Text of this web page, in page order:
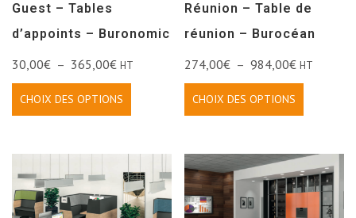
Guest – Tables
d’appoints – Buronomic
30,00€ – 365,00€ HT
CHOIX DES OPTIONS
Réunion – Table de
réunion – Burocéan
274,00€ – 984,00€ HT
CHOIX DES OPTIONS